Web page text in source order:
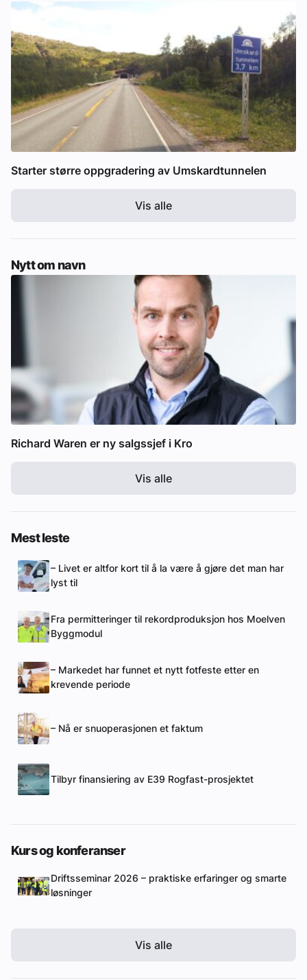
Starter større oppgradering av Umskardtunnelen
Vis alle
Nytt om navn
Richard Waren er ny salgssjef i Kro
Vis alle
Mest leste
– Livet er altfor kort til å la være å gjøre det man har
lyst til
Fra permitteringer til rekordproduksjon hos Moelven
Byggmodul
– Markedet har funnet et nytt fotfeste etter en
krevende periode
– Nå er snuoperasjonen et faktum
Tilbyr finansiering av E39 Rogfast-prosjektet
Kurs og konferanser
Driftsseminar 2026 – praktiske erfaringer og smarte
løsninger
Vis alle